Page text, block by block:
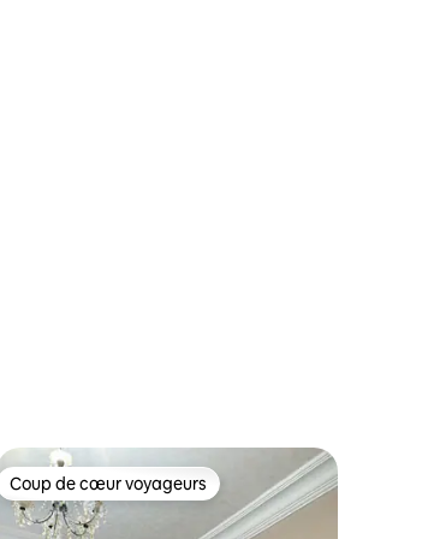
Coup de cœur voyageurs
Coup de cœur voyageurs